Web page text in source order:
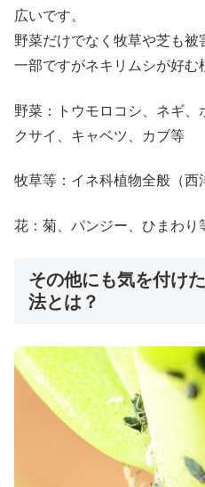
広いです。
野菜だけでなく牧草や芝も被
一部ですがネキリムシが好む
野菜：トウモロコシ、ネギ
クサイ、キャベツ、カブ等
牧草等：イネ科植物全般（
花：菊、パンジー、ひまわり
その他にも気を付け
法とは？